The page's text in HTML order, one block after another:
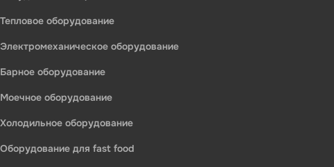
тепловое оборудование
электромеханическое оборудование
барное оборудование
моечное оборудование
холодильное оборудование
оборудование для fast food